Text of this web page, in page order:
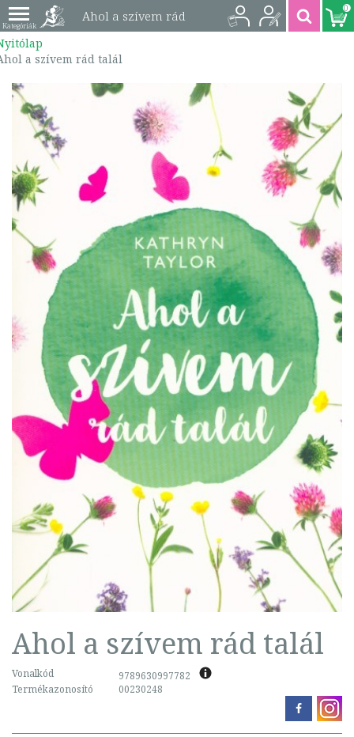
Ahol a szívem rád
0
a szívem rád talál
Ahol a szívem rád talál
Vonalkód
9789630997782
Termékazonosító
00230248